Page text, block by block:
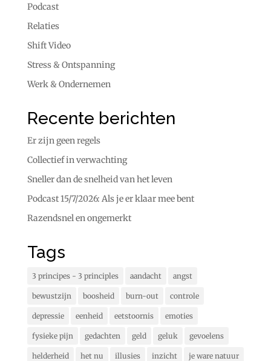
Podcast
Relaties
Shift Video
Stress & Ontspanning
Werk & Ondernemen
Recente berichten
Er zijn geen regels
Collectief in verwachting
Sneller dan de snelheid van het leven
Podcast 15/7/2026: Als je er klaar mee bent
Razendsnel en ongemerkt
Tags
3 principes - 3 principles aandacht angst
bewustzijn boosheid burn-out controle
depressie eenheid eetstoornis emoties
fysieke pijn gedachten geld geluk gevoelens
helderheid het nu illusies inzicht je ware natuur